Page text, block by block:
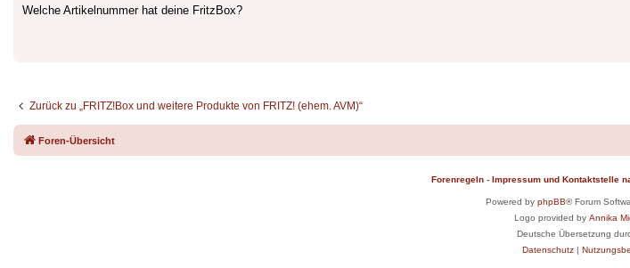
Welche Artikelnummer hat deine FritzBox?
Zurück zu „FRITZ!Box und weitere Produkte von FRITZ! (ehem. AVM)“
Foren-Übersicht
Forenregeln - Impressum und Kontaktstelle
Powered by phpBB® Forum
Logo provided by Annika
Deutsche Übersetzung
Datenschutz|